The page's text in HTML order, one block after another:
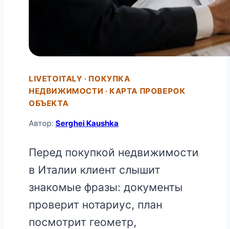
LIVETOITALY · ПОКУПКА
НЕДВИЖИМОСТИ · КАРТА ПРОВЕРОК
ОБЪЕКТА
Автор: Serghei Kaushka
Перед покупкой недвижимости
в Италии клиент слышит
знакомые фразы: документы
проверит нотариус, план
посмотрит геометр,